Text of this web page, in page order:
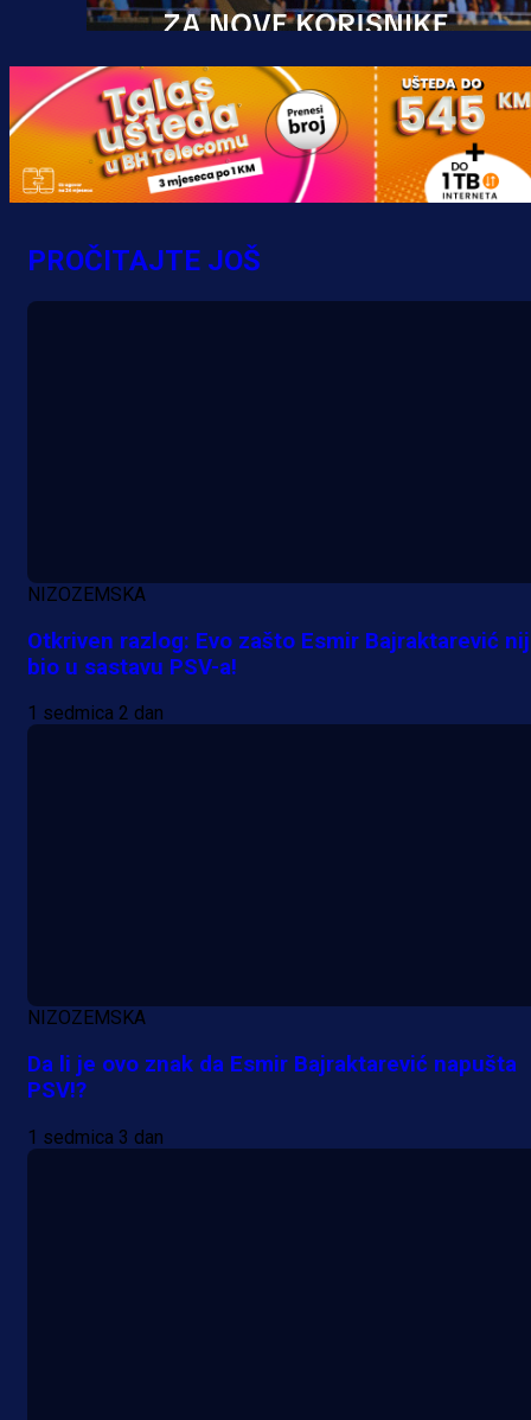
Promo vijesti
MrBit: Isprati kvalifikacije za
evropska takmičenja i preuzmi
bonus dobrodošlice!
PROČITAJTE JOŠ
NIZOZEMSKA
Otkriven razlog: Evo zašto Esmir Bajraktarević
bio u sastavu PSV-a!
1 sedmica 2 dan
NIZOZEMSKA
Da li je ovo znak da Esmir Bajraktarević napušta
PSV!?
1 sedmica 3 dan